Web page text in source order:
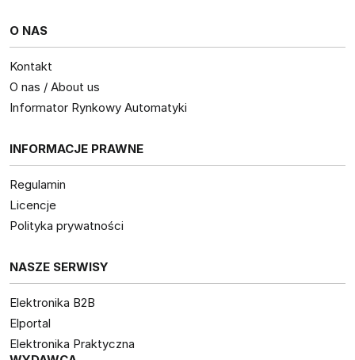
O NAS
Kontakt
O nas / About us
Informator Rynkowy Automatyki
INFORMACJE PRAWNE
Regulamin
Licencje
Polityka prywatności
NASZE SERWISY
Elektronika B2B
Elportal
Elektronika Praktyczna